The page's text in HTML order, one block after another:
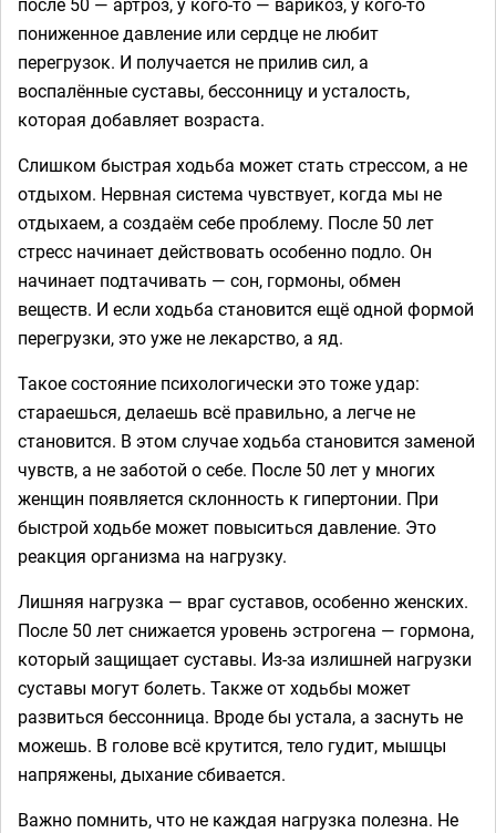
пониженное давление или сердце не любит
перегрузок. И получается не прилив сил, а
воспалённые суставы, бессонницу и усталость,
которая добавляет возраста.
Слишком быстрая ходьба может стать стрессом, а не
отдыхом. Нервная система чувствует, когда мы не
отдыхаем, а создаём себе проблему. После 50 лет
стресс начинает действовать особенно подло. Он
начинает подтачивать — сон, гормоны, обмен
веществ. И если ходьба становится ещё одной формой
перегрузки, это уже не лекарство, а яд.
Такое состояние психологически это тоже удар:
стараешься, делаешь всё правильно, а легче не
становится. В этом случае ходьба становится заменой
чувств, а не заботой о себе. После 50 лет у многих
женщин появляется склонность к гипертонии. При
быстрой ходьбе может повыситься давление. Это
реакция организма на нагрузку.
Лишняя нагрузка — враг суставов, особенно женских.
После 50 лет снижается уровень эстрогена — гормона,
который защищает суставы. Из-за излишней нагрузки
суставы могут болеть. Также от ходьбы может
развиться бессонница. Вроде бы устала, а заснуть не
можешь. В голове всё крутится, тело гудит, мышцы
напряжены, дыхание сбивается.
Важно помнить, что не каждая нагрузка полезна. Не